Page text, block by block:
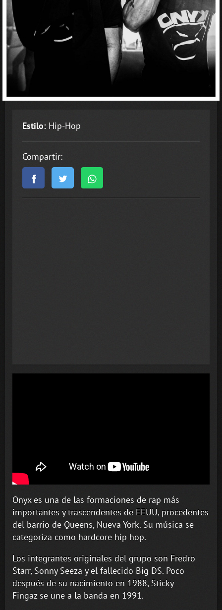
Estilo: Hip-Hop
Compartir:
Onyx es una de las formaciones de rap más
importantes y trascendentes de EEUU, procedentes
del barrio de Queens, Nueva York. Su música se
categoriza como hardcore hip hop.
Los integrantes originales del grupo son Fredro
Starr, Sonny Seeza y el fallecido Big DS. Poco
después de su nacimiento en 1988, Sticky
Fingaz se une a la banda en 1991.